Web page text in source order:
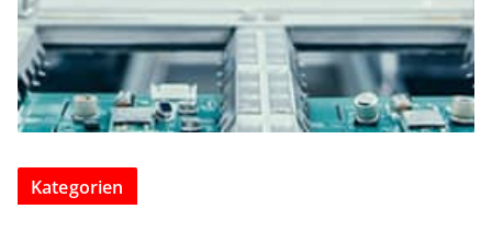
Kategorien